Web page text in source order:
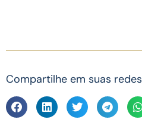
Compartilhe em suas redes